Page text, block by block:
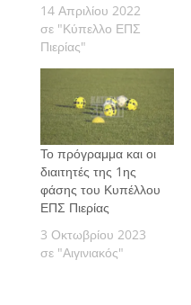
14 Απριλίου 2022
σε "Κύπελλο ΕΠΣ
Πιερίας"
Το πρόγραμμα και οι
διαιτητές της 1ης
φάσης του Κυπέλλου
ΕΠΣ Πιερίας
3 Οκτωβρίου 2023
σε "Αιγινιακός"